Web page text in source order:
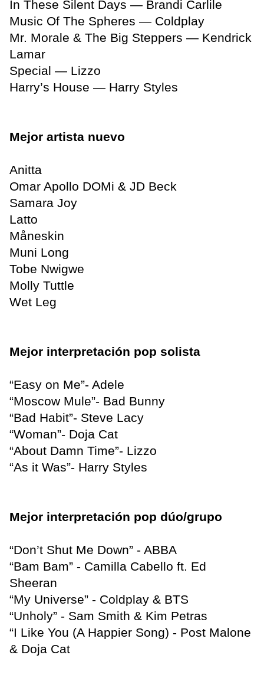
In These Silent Days — Brandi Carlile
Music Of The Spheres — Coldplay
Mr. Morale & The Big Steppers — Kendrick
Lamar
Special — Lizzo
Harry’s House — Harry Styles
Mejor artista nuevo
Anitta
Omar Apollo DOMi & JD Beck
Samara Joy
Latto
Måneskin
Muni Long
Tobe Nwigwe
Molly Tuttle
Wet Leg
Mejor interpretación pop solista
“Easy on Me”- Adele
“Moscow Mule”- Bad Bunny
“Bad Habit”- Steve Lacy
“Woman”- Doja Cat
“About Damn Time”- Lizzo
“As it Was”- Harry Styles
Mejor interpretación pop dúo/grupo
“Don’t Shut Me Down” - ABBA
“Bam Bam” - Camilla Cabello ft. Ed
Sheeran
“My Universe” - Coldplay & BTS
“Unholy” - Sam Smith & Kim Petras
“I Like You (A Happier Song) - Post Malone
& Doja Cat